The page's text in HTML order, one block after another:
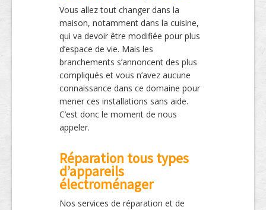
Vous allez tout changer dans la
maison, notamment dans la cuisine,
qui va devoir être modifiée pour plus
d’espace de vie. Mais les
branchements s’annoncent des plus
compliqués et vous n’avez aucune
connaissance dans ce domaine pour
mener ces installations sans aide.
C’est donc le moment de nous
appeler.
Réparation tous types
d’appareils
électroménager
Nos services de réparation et de